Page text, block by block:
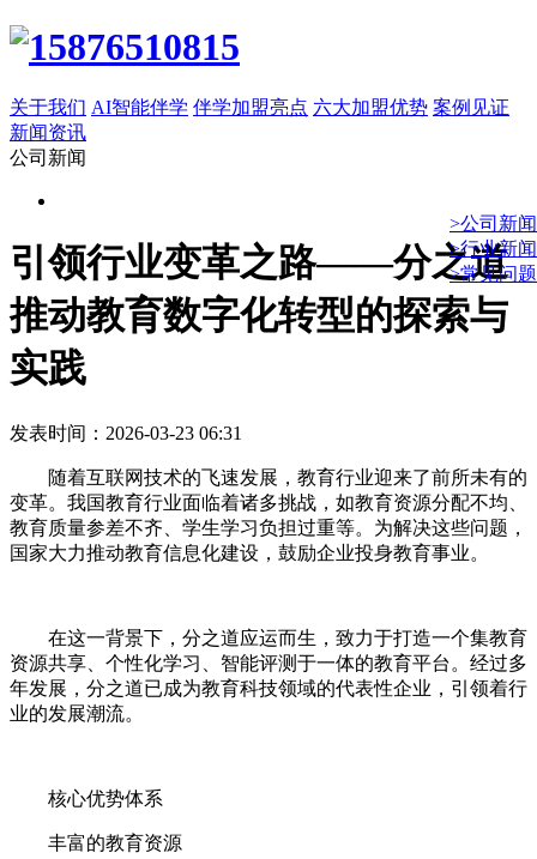
关于我们 AI智能伴学 伴学加盟亮点 六大加盟优势 案例见证
新闻资讯
公司新闻
>公司新闻
>行业新闻
>常见问题
引领行业变革之路——分之道
推动教育数字化转型的探索与
实践
发表时间：2026-03-23 06:31
随着互联网技术的飞速发展，教育行业迎来了前所未有的
变革。我国教育行业面临着诸多挑战，如教育资源分配不均、
教育质量参差不齐、学生学习负担过重等。为解决这些问题，
国家大力推动教育信息化建设，鼓励企业投身教育事业。
在这一背景下，分之道应运而生，致力于打造一个集教育
资源共享、个性化学习、智能评测于一体的教育平台。经过多
年发展，分之道已成为教育科技领域的代表性企业，引领着行
业的发展潮流。
核心优势体系
丰富的教育资源